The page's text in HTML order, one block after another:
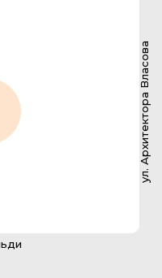
ул. Архитектора Власова